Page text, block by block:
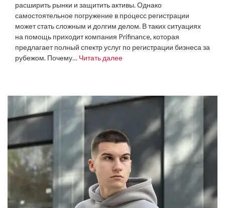
расширить рынки и защитить активы. Однако
самостоятельное погружение в процесс регистрации
может стать сложным и долгим делом. В таких ситуациях
на помощь приходит компания Prifinance, которая
предлагает полный спектр услуг по регистрации бизнеса за
рубежом. Почему… Читать далее